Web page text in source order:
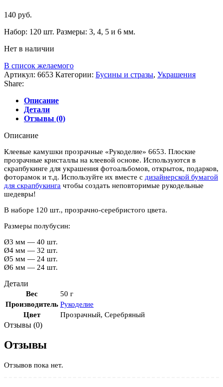
140 руб.
Набор: 120 шт. Размеры: 3, 4, 5 и 6 мм.
Нет в наличии
В список желаемого
Артикул: 6653 Категории: Бусины и стразы, Украшения
Share:
Описание
Детали
Отзывы (0)
Описание
Клеевые камушки прозрачные «Рукоделие» 6653. Плоские
прозрачные кристаллы на клеевой основе. Используются в
скрапбукинге для украшения фотоальбомов, открыток, подарков,
фоторамок и т.д. Используйте их вместе с дизайнерской бумагой
для скрапбукинга чтобы создать неповторимые рукодельные
шедевры!
В наборе 120 шт., прозрачно-серебристого цвета.
Размеры полубусин:
Ø3 мм — 40 шт.
Ø4 мм — 32 шт.
Ø5 мм — 24 шт.
Ø6 мм — 24 шт.
Детали
Вес
50 г
Производитель Рукоделие
Цвет
Прозрачный, Серебряный
Отзывы (0)
Отзывы
Отзывов пока нет.